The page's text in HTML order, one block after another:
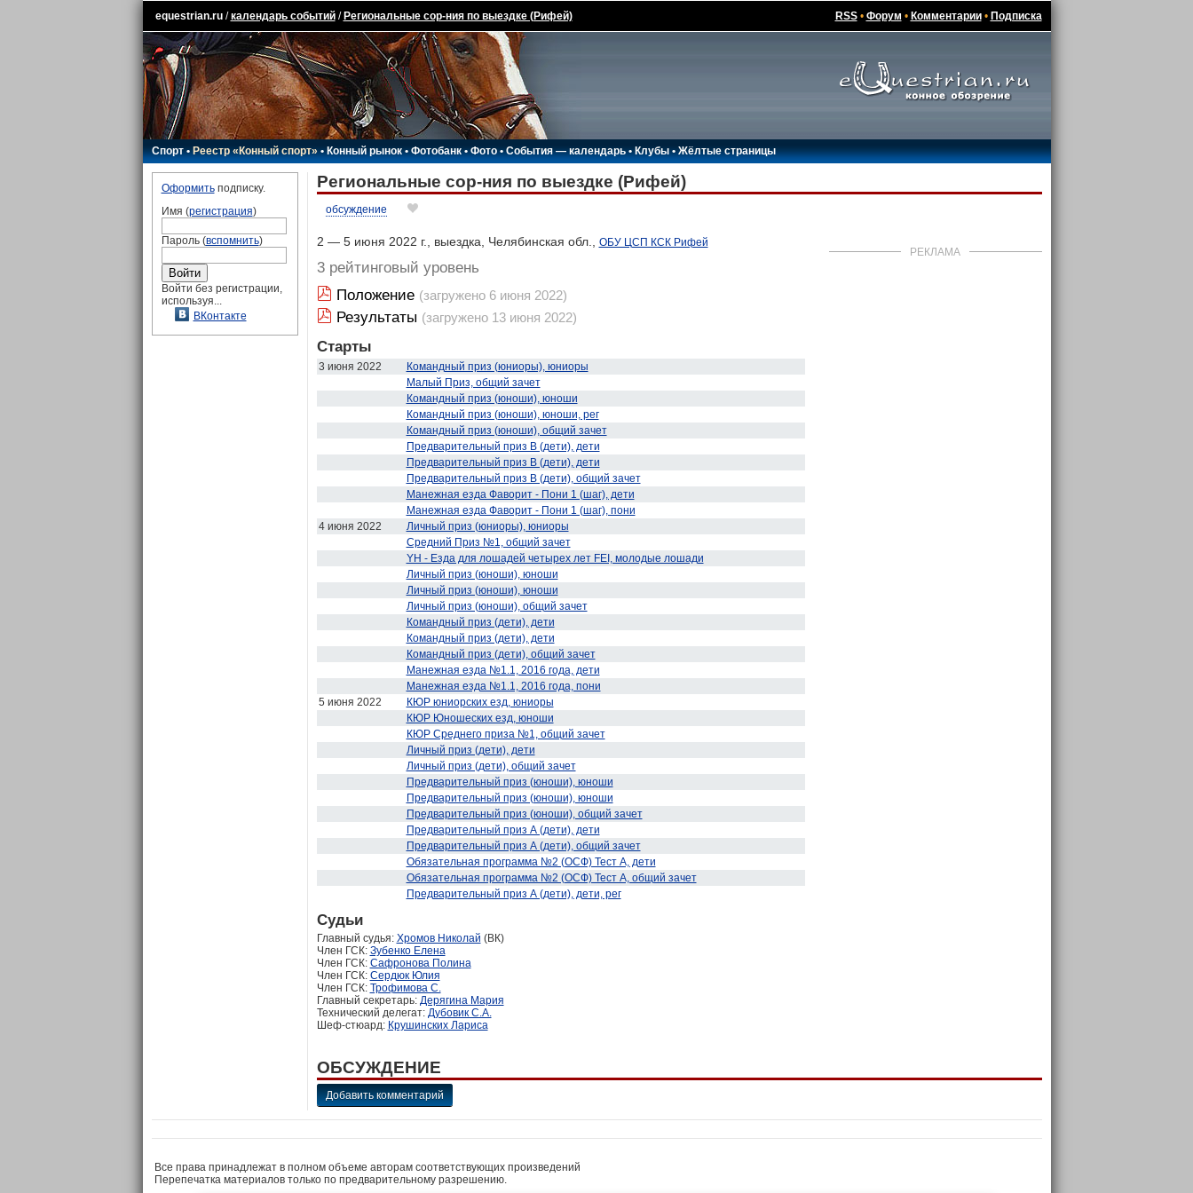
equestrian.ru/календарь событий/ Региональные сор-ния по выездке (Рифей) RSS• Форум • Комментарии• Подписка
Спорт•Реестр «Конный спорт»•Конный рынок•Фотобанк •Фото•События — календарь•Клубы •Жёлтые страницы
Оформитьподписку.
Имя (регистрация)
Пароль (вспомнить)
Войти без регистрации,
используя...
ВКонтакте
Региональные сор-ния по выездке (Рифей)
обсуждение
РЕКЛАМА
2 — 5 июня 2022 г., выездка, Челябинская обл., ОБУ ЦСП КСК Рифей
3 рейтинговый уровень
Положение (загружено 6 июня 2022)
Результаты (загружено 13 июня 2022)
Старты
3 июня 2022
Командный приз (юниоры), юниоры
Малый Приз, общий зачет
Командный приз (юноши), юноши
Командный приз (юноши), юноши, рег
Командный приз (юноши), общий зачет
Предварительный приз В (дети), дети
Предварительный приз В (дети), дети
Предварительный приз В (дети), общий зачет
Манежная езда Фаворит - Пони 1 (шаг), дети
Манежная езда Фаворит - Пони 1 (шаг), пони
4 июня 2022
Личный приз (юниоры), юниоры
Средний Приз №1, общий зачет
YH - Езда для лошадей четырех лет FEI, молодые лошади
Личный приз (юноши), юноши
Личный приз (юноши), юноши
Личный приз (юноши), общий зачет
Командный приз (дети), дети
Командный приз (дети), дети
Командный приз (дети), общий зачет
Манежная езда №1.1, 2016 года, дети
Манежная езда №1.1, 2016 года, пони
5 июня 2022
КЮР юниорских езд, юниоры
КЮР Юношеских езд, юноши
КЮР Среднего приза №1, общий зачет
Личный приз (дети), дети
Личный приз (дети), общий зачет
Предварительный приз (юноши), юноши
Предварительный приз (юноши), юноши
Предварительный приз (юноши), общий зачет
Предварительный приз А (дети), дети
Предварительный приз А (дети), общий зачет
Обязательная программа №2 (ОСФ) Тест А, дети
Обязательная программа №2 (ОСФ) Тест А, общий зачет
Предварительный приз А (дети), дети, рег
Судьи
Главный судья: Хромов Николай (ВК)
Член ГСК: Зубенко Елена
Член ГСК: Сафронова Полина
Член ГСК: Сердюк Юлия
Член ГСК: Трофимова С.
Главный секретарь: Дерягина Мария
Технический делегат: Дубовик С.А.
Шеф-стюард: Крушинских Лариса
ОБСУЖДЕНИЕ
Добавить комментарий
Все права принадлежат в полном объеме авторам соответствующих произведений
Перепечатка материалов только по предварительному разрешению.